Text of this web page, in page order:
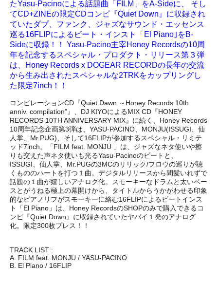
たYasu-Pacinoによる話題曲「FILM」をA-Sideに、 そし
てCD+ZINEの限定CDコンピ『Quiet Down』に収録され
ていたダブ、ファンク、ジャズなサウンド・エッセンス
巡る16FLIPによるビート・インスト「El Piano｣をB-
Sideに収録！！ Yasu-Pacino主宰Honey Recordsの10周
年を記念するスペシャル・プロダクト・リリース第３弾
は、Honey Records x DOGEAR RECORDの長年の交流
から生み出されたスペシャルな2TRKをカップリングし
た限定7inch！！
コンピレーションCD『Quiet Dawn ～Honey Records 10th
anniv. compilation”』、DJ KIYOによるMIX CD『HONEY
RECORDS 10TH ANNIVERSARY MIX』に続く、Honey Records
10周年記念企画第3弾は、YASU-PACINO、MONJU(ISSUGI、仙
人掌、Mr.PUG)、そして16FLIPが参加するスペシャル・リミテ
ッド7inch。「FILM feat. MONJU 」は、ジャズなネタ使いや擦
りも交えた声ネタ使いも光るYasu-Pacinoのビートと、
ISSUGI、仙人掌、Mr.PUGの3MCのリリック/フロウの巡りが聴
くもののハートを打つ１曲。デジタルリリースから間髪いれずで
話題の１曲が嬉しいアナログ化。スモーキーなドラムと太いベー
スとがうねる極上の幕開けから、タイトルからうかがわせる印象
的なピアノリフがスモーキーに絡む16FLIPによるビートインス
ト「El Piano」は、Honey RecordsのSHOPのみで購入できるコ
ンピ『Quiet Down』に収録されていたヤバイ１発のアナログ
化。限定300枚プレス！！
TRACK LIST :
A. FILM feat. MONJU / YASU-PACINO
B. El Piano / 16FLIP